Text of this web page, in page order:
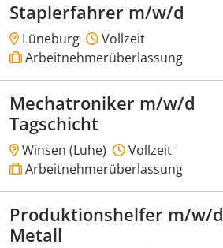
Staplerfahrer m/w/d
Lüneburg
Vollzeit
Arbeitnehmerüberlassung
Mechatroniker m/w/d
Tagschicht
Winsen (Luhe)
Vollzeit
Arbeitnehmerüberlassung
Produktionshelfer m/w/d
Metall